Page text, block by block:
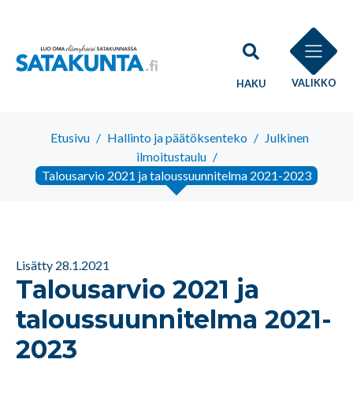
HAKU VALIKKO
Etusivu / Hallinto ja päätöksenteko / Julkinen
ilmoitustaulu /
Talousarvio 2021 ja taloussuunnitelma 2021-2023
Lisätty 28.1.2021
Talousarvio 2021 ja
taloussuunnitelma 2021-
2023